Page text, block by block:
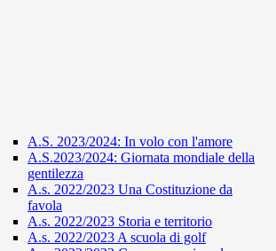
A.S. 2023/2024: In volo con l'amore
A.S.2023/2024: Giornata mondiale della
gentilezza
A.s. 2022/2023 Una Costituzione da
favola
A.s. 2022/2023 Storia e territorio
A.s. 2022/2023 A scuola di golf